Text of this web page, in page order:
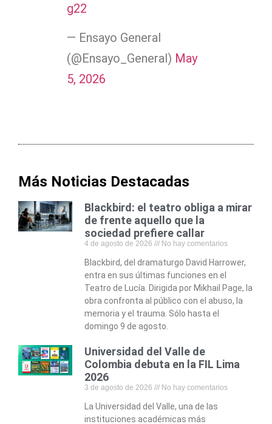
g22
— Ensayo General
(@Ensayo_General) May
5, 2026
Más Noticias Destacadas
Blackbird: el teatro obliga a mirar
de frente aquello que la
sociedad prefiere callar
4 de agosto de 2026 No hay comentarios
Blackbird, del dramaturgo David Harrower,
entra en sus últimas funciones en el
Teatro de Lucía. Dirigida por Mikhail Page, la
obra confronta al público con el abuso, la
memoria y el trauma. Sólo hasta el
domingo 9 de agosto.
Universidad del Valle de
Colombia debuta en la FIL Lima
2026
3 de agosto de 2026 No hay comentarios
La Universidad del Valle, una de las
instituciones académicas más